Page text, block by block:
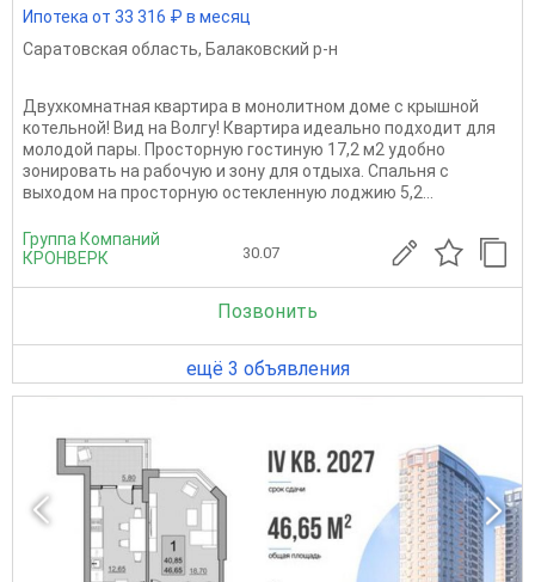
Ипотека от 33 316 ₽ в месяц
Саратовская область, Балаковский р-н
Двухкомнатная квартира в монолитном доме с крышной
котельной! Вид на Волгу! Квартира идеально подходит для
молодой пары. Просторную гостиную 17,2 м2 удобно
зонировать на рабочую и зону для отдыха. Спальня с
выходом на просторную остекленную лоджию 5,2...
Группа Компаний
КРОНВЕРК
30.07
Позвонить
ещё 3 объявления